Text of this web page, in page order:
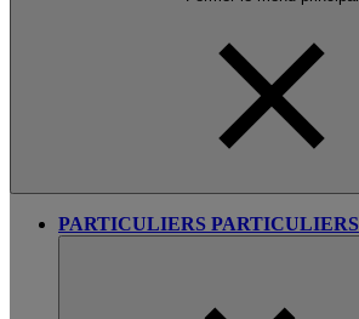
PARTICULIERS PARTICULIERS